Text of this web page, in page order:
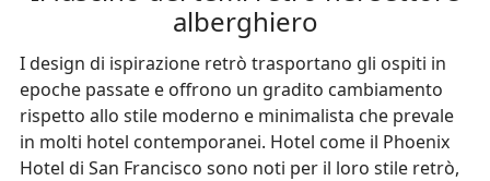
alberghiero
I design di ispirazione retrò trasportano gli ospiti in
epoche passate e offrono un gradito cambiamento
rispetto allo stile moderno e minimalista che prevale
in molti hotel contemporanei. Hotel come il Phoenix
Hotel di San Francisco sono noti per il loro stile retrò,